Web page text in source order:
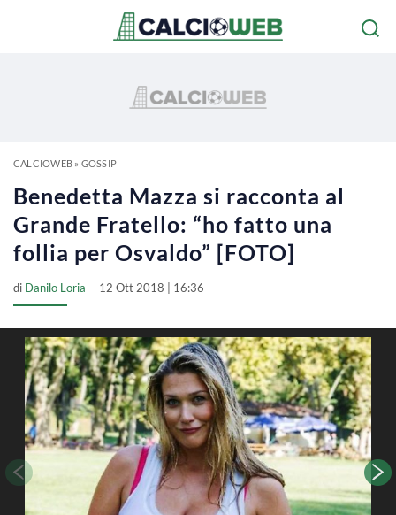
CALCIOWEB» GOSSIP
Benedetta Mazza si racconta al
Grande Fratello: “ho fatto una
follia per Osvaldo” [FOTO]
di Danilo Loria 12 Ott 2018 | 16:36